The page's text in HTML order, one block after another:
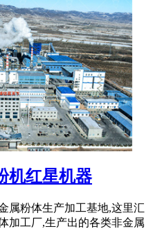
机红星机器
属粉体生产加工基地,这里汇
加工厂,生产出的各类非金属